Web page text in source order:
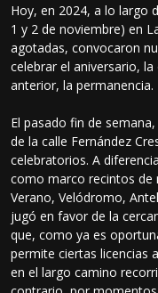
Hoy, en 2024, a lo largo
1 y 2 de noviembre) en
agotadas, convocaron
celebrar el aniversario,
anterior, la permanencia.
El pasado fin de
de la calle Fernández
celebratorios. A
como marco recintos de
Verano, Velódromo,
jugó en favor de la
que, como ya es
permite ciertas licencias
en el largo camino